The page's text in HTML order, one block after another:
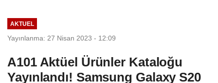
AKTUEL
Yayınlanma: 27 Nisan 2023 - 12:09
A101 Aktüel Ürünler Kataloğu
Yayınlandı! Samsung Galaxy S20